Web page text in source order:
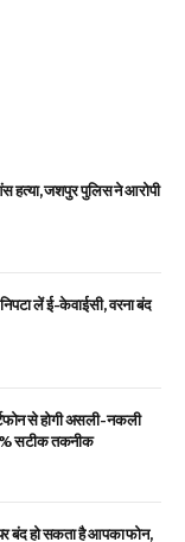
हत्या, जशपुर पुलिस ने आरोपी
लें ई-केवाईसी, वरना बंद
से होगी असली-नकली
सटीक तकनीक
बंद हो सकता है आपका फोन,